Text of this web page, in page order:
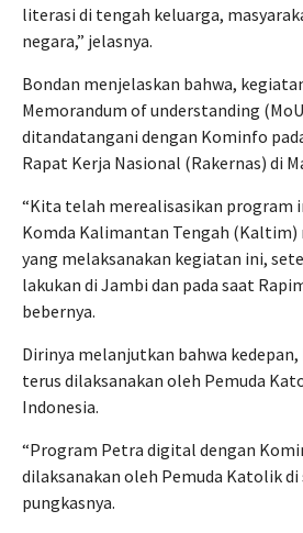
literasi di tengah keluarga,
negara,” jelasnya.
Bondan menjelaskan bahwa,
Memorandum of understanding
ditandatangani dengan Kominfo
Rapat Kerja Nasional (Rakernas) di
“Kita telah merealisasikan program
Komda Kalimantan Tengah (Kaltim)
yang melaksanakan kegiatan ini,
lakukan di Jambi dan pada saat
bebernya.
Dirinya melanjutkan bahwa
terus dilaksanakan oleh Pemuda
Indonesia.
“Program Petra digital dengan
dilaksanakan oleh Pemuda Katolik di
pungkasnya.